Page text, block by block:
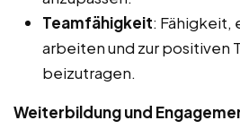
Teamfähigkeit: Fähigkeit,
arbeiten und zur positiven
beizutragen.
Weiterbildung und